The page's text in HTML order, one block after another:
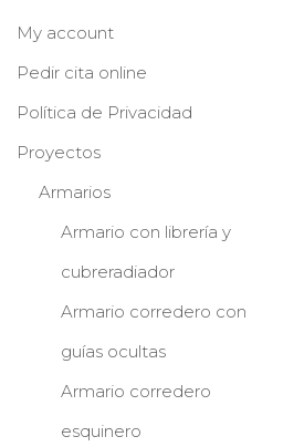
My account
Pedir cita online
Política de Privacidad
Proyectos
Armarios
Armario con librería y
cubreradiador
Armario corredero con
guías ocultas
Armario corredero
esquinero